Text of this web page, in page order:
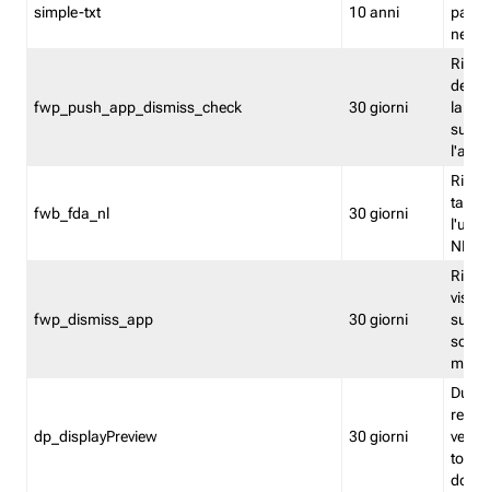
simple-txt 10 anni
fwp_push_app_dismiss_check 30 giorni
la
fwb_fda_nl 30 giorni
NL
fwp_dismiss_app 30 giorni
visto
dp_displayPreview 30 giorni
torna
dopo